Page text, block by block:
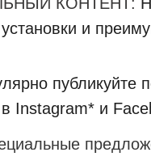
и
публикуйте
Instagram* и